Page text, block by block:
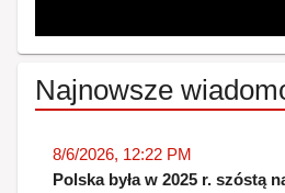
Najnowsze
8/6/2026, 12:22 PM
Polska była w 2025 r. szóstą